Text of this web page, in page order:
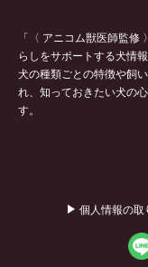
「〈 アニコム獣医師監
らしをサポートする犬情報
犬の種類ごとの特徴や飼
れ、知っておきたい犬の
す。
個人情報の取